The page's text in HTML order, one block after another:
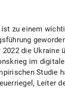
ist zu einem
2022 die Ukraine
im
Studie
Leiter